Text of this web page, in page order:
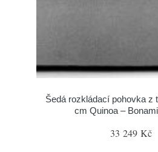
Šedá rozkládací pohovka z
cm Quinoa –
33 249 Kč